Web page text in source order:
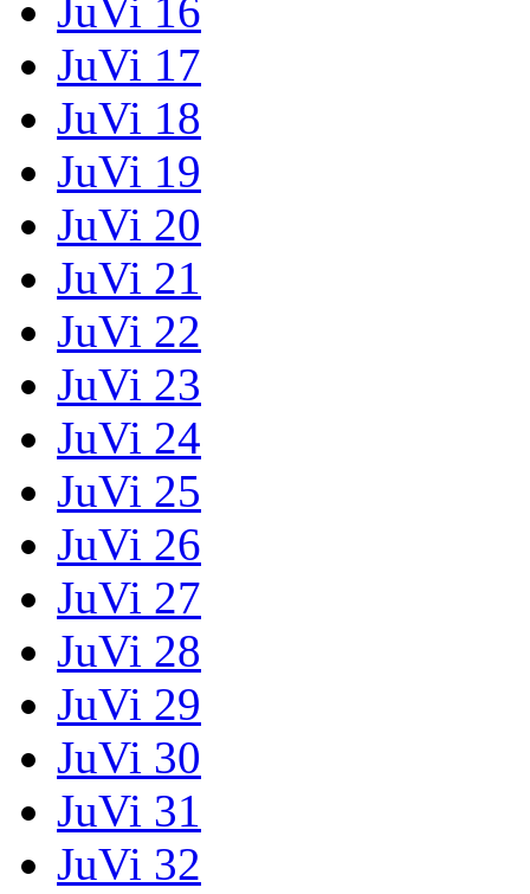
JuVi 16
JuVi 17
JuVi 18
JuVi 19
JuVi 20
JuVi 21
JuVi 22
JuVi 23
JuVi 24
JuVi 25
JuVi 26
JuVi 27
JuVi 28
JuVi 29
JuVi 30
JuVi 31
JuVi 32